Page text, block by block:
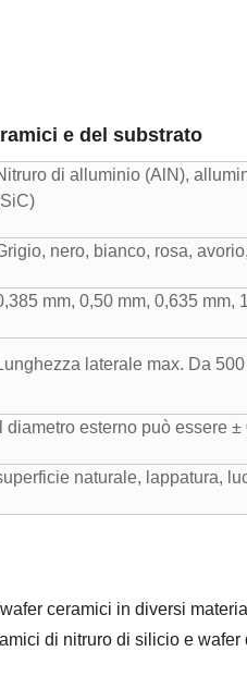
e del substrato
di alluminio (AlN),
nero, bianco, rosa,
mm, 0,50 mm, 0,635 mm,
laterale max. Da
Il diametro esterno può essere
naturale, lappatura,
ceramici in diversi
di nitruro di silicio e